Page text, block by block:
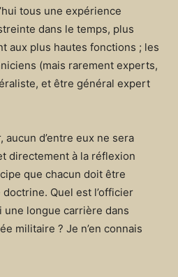
tous une expérience
dans le temps, plus
aux plus hautes fonctions ; les
(mais rarement experts,
et être général expert
d’entre eux ne sera
directement à la réflexion
que chacun doit être
Quel est l’officier
longue carrière dans
militaire ? Je n’en connais